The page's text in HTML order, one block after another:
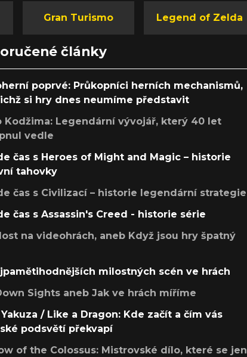
Gran Turismo Legend of Zelda
články
poprvé: Průkopníci herních mechanismů,
si hry dnes neumíme představit
Kodžima: Legendární vývojář, který 40 let
vedle
čas s Heroes of Might and Magic – historie
tahovky
čas s Civilizací – historie legendární strategie
čas s Assassin's Creed - historie série
na videohrách, aneb Když jsou hry špatný
milostných scén ve hrách
Sights aneb Jak ve hrách míříme
/ Like a Dragon: Kde začít a čím vás
podsvětí překvapí
of the Colossus: Mistrovské dílo, které se jen